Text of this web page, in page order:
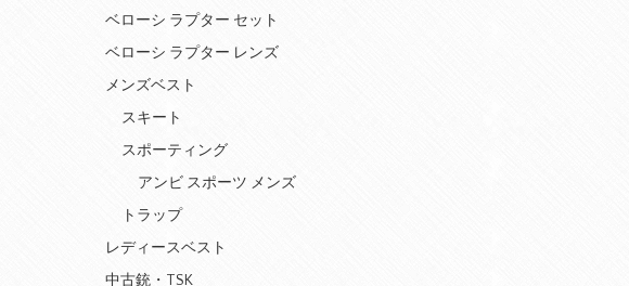
ベローシ ラプター セット
ベローシ ラプター レンズ
メンズベスト
スキート
スポーティング
アンビ スポーツ メンズ
トラップ
レディースベスト
中古銃・TSK